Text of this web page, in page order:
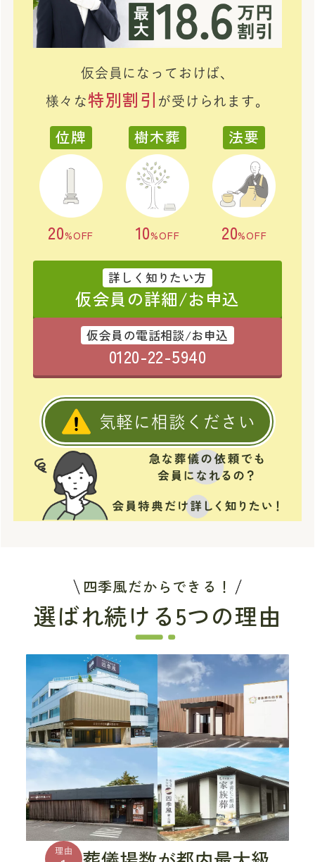
仮会員になっておけば、
様々な特別割引 が受けられます。
位牌
20%OFF
樹木葬
10%OFF
法要
20%OFF
詳しく知りたい方
仮会員の詳細/お申込
仮会員の電話相談/お申込
0120-22-5940
気軽に相談ください
四季風だからできる！
選ばれ続ける5つの理由
理由